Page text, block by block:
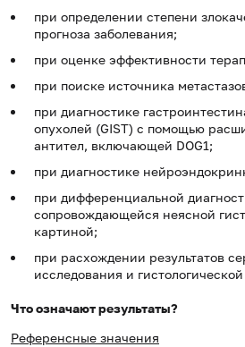
при определении степени
прогноза заболевания;
при оценке эффективности
при поиске источника
при диагностике
опухолей (GIST) с помощью
антител, включающей DOG1;
при диагностике
при дифференциальной
сопровождающейся неясной
картиной;
при расхождении результатов
исследования и
Что означают результаты?
Референсные значения